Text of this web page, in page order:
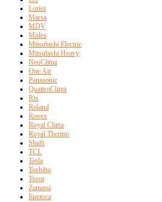
Loriot
Marsa
MDV
Midea
Mitsubishi Electric
Mitsubishi Heavy
NeoClima
One Air
Panasonic
QuattroClima
Rix
Roland
Rovex
Royal Clima
Royal Thermo
Shuft
TCL
Tesla
Toshiba
Tosot
Zanussi
Бирюса